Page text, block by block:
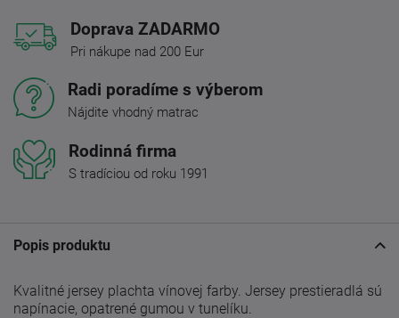
Doprava ZADARMO
Pri nákupe nad 200 Eur
Radi poradíme s výberom
Nájdite vhodný matrac
Rodinná firma
S tradíciou od roku 1991
Popis produktu
Kvalitné jersey plachta vínovej farby. Jersey prestieradlá sú
napínacie, opatrené gumou v tunelíku.